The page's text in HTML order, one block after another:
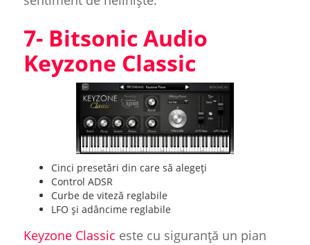
7- Bitsonic Audio
Keyzone Classic
Cinci presetări din care să alegeți
Control ADSR
Curbe de viteză reglabile
LFO și adâncime reglabile
Keyzone Classic este cu siguranță un pian